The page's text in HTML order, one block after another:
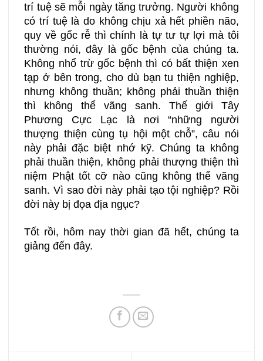
trí tuệ sẽ mỗi ngày tăng trưởng. Người không
có trí tuệ là do không chịu xả hết phiền não,
quy về gốc rễ thì chính là tự tư tự lợi mà tôi
thường nói, đây là gốc bệnh của chúng ta.
Không nhổ trừ gốc bệnh thì có bất thiện xen
tạp ở bên trong, cho dù bạn tu thiện nghiệp,
nhưng không thuần; không phải thuần thiện
thì không thể vãng sanh. Thế giới Tây
Phương Cực Lạc là nơi “những người
thượng thiện cùng tụ hội một chỗ”, câu nói
này phải đặc biệt nhớ kỹ. Chúng ta không
phải thuần thiện, không phải thượng thiện thì
niệm Phật tốt cỡ nào cũng không thể vãng
sanh. Vì sao đời này phải tạo tội nghiệp? Rồi
đời này bị đọa địa ngục?
Tốt rồi, hôm nay thời gian đã hết, chúng ta
giảng đến đây.